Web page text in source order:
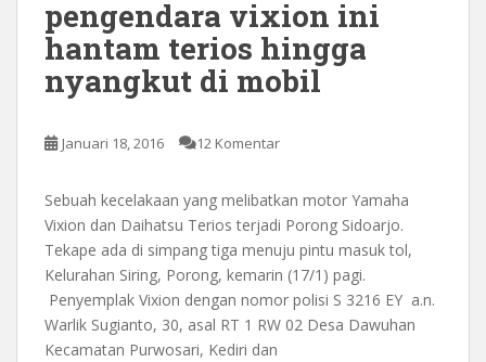
pengendara vixion ini
hantam terios hingga
nyangkut di mobil
Januari 18, 2016 12 Komentar
Sebuah kecelakaan yang melibatkan motor Yamaha
Vixion dan Daihatsu Terios terjadi Porong Sidoarjo.
Tekape ada di simpang tiga menuju pintu masuk tol,
Kelurahan Siring, Porong, kemarin (17/1) pagi.
Penyemplak Vixion dengan nomor polisi S 3216 EY a.n.
Warlik Sugianto, 30, asal RT 1 RW 02 Desa Dawuhan
Kecamatan Purwosari, Kediri dan